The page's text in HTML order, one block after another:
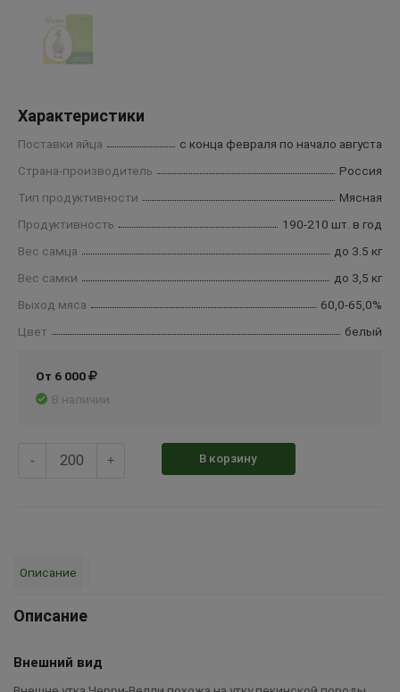
От 6 000
В наличии
Характеристики
Поставки яйца
с конца февраля по начало августа
Страна-производитель
Россия
Тип продуктивности
Мясная
Продуктивность
190-210 шт. в год
Вес самца
до 3.5 кг
Вес самки
до 3,5 кг
Выход мяса
60,0-65,0%
Цвет
белый
- + В корзину
Описание
Описание
Внешний вид